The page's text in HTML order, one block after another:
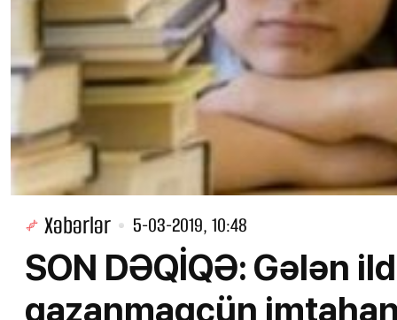
Xəbərlər 5-03-2019, 10:48
SON DƏQİQƏ: Gələn
qazanmaqçün